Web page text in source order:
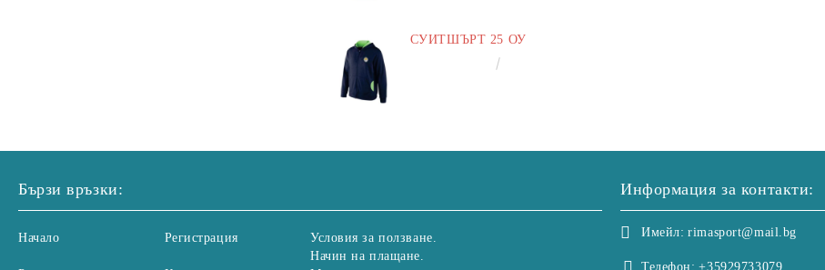
СУИТШЪРТ 25 ОУ
Бързи връзки:
Начало Регистрация
Условия за ползване.
Начин на плащане.
Информация за контакти:
Имейл: rimasport@mail.bg
Телефон: +35929733079